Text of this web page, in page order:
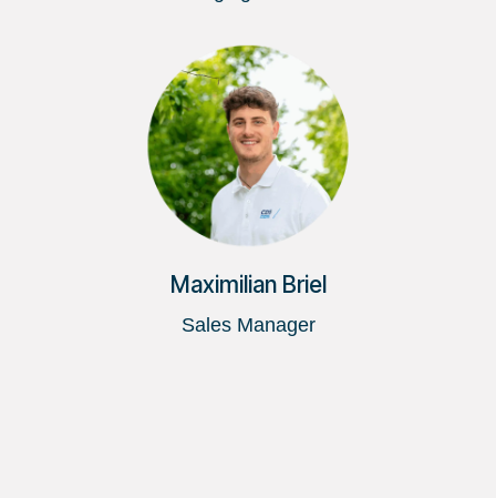
Maximilian Briel
Sales Manager